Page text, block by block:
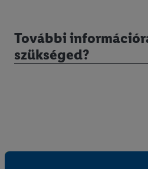
További
szükséged?